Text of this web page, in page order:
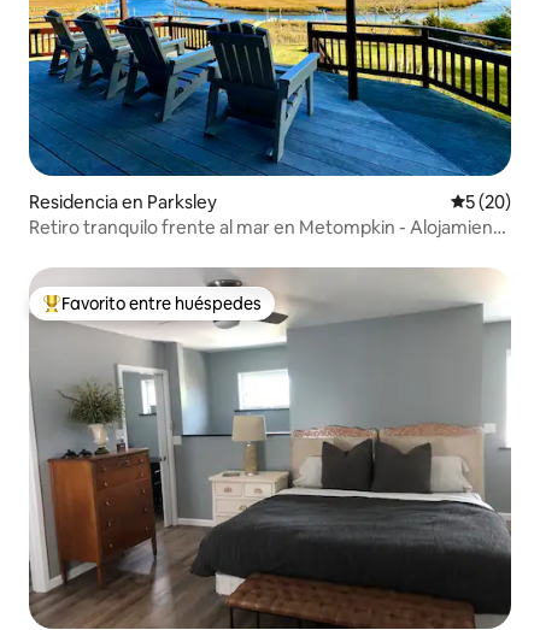
Residencia en Parksley
5 (20)
Retiro tranquilo frente al mar en Metompkin - Alojamiento
De los mejores en Favorito entre huéspedes
Favorito entre huéspedes